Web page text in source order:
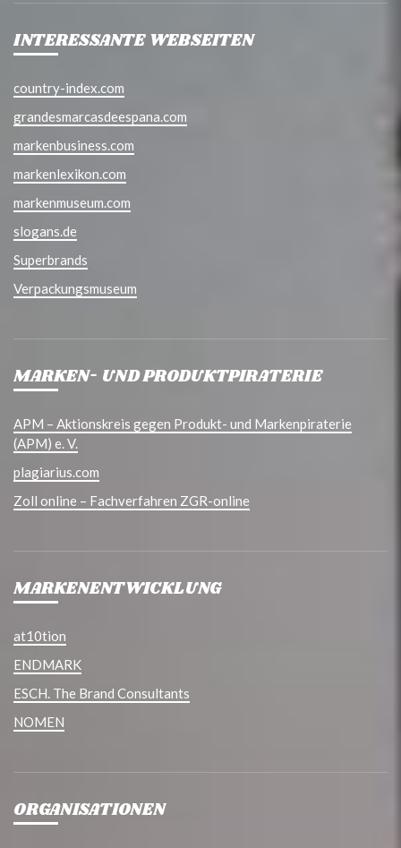
INTERESSANTE WEBSEITEN
country-index.com
grandesmarcasdeespana.com
markenbusiness.com
markenlexikon.com
markenmuseum.com
slogans.de
Superbrands
Verpackungsmuseum
MARKEN- UND PRODUKTPIRATERIE
APM – Aktionskreis gegen Produkt- und Markenpiraterie
(APM) e. V.
plagiarius.com
Zoll online – Fachverfahren ZGR-online
MARKENENTWICKLUNG
at10tion
ENDMARK
ESCH. The Brand Consultants
NOMEN
ORGANISATIONEN